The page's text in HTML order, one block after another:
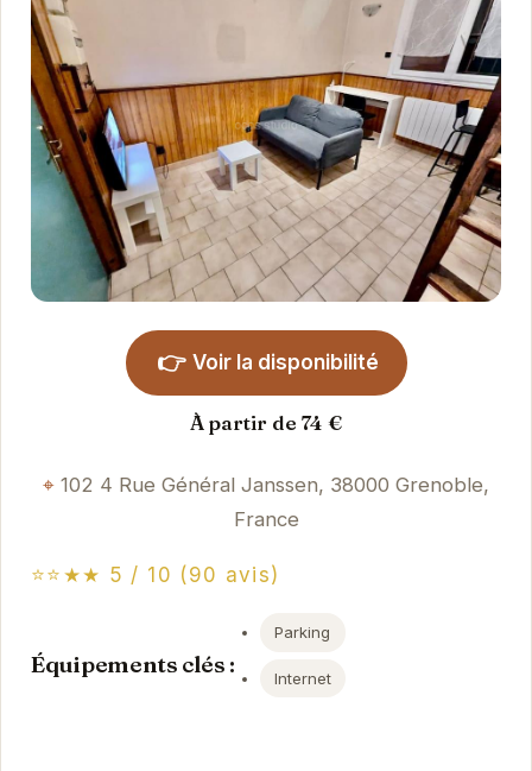
👉 Voir la disponibilité
À partir de 74 €
102 4 Rue Général Janssen, 38000 Grenoble,
France
⭐⭐★★ 5 / 10 (90 avis)
Équipements clés :
Parking
Internet